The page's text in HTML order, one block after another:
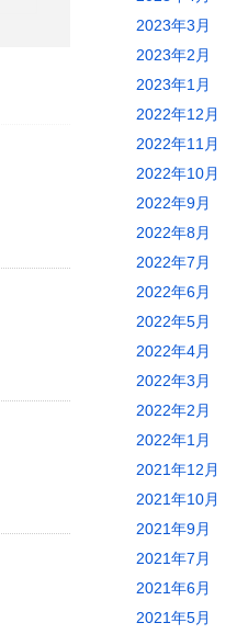
2023年3月
2023年2月
2023年1月
2022年12月
2022年11月
2022年10月
2022年9月
2022年8月
2022年7月
2022年6月
2022年5月
2022年4月
2022年3月
2022年2月
2022年1月
2021年12月
2021年10月
2021年9月
2021年7月
2021年6月
2021年5月